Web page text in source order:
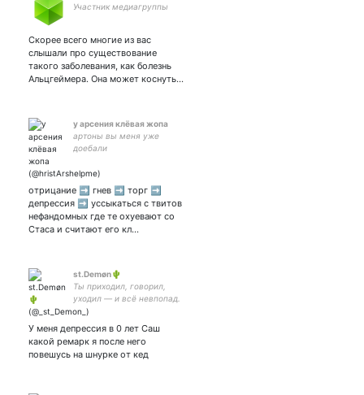
Участник медиагруппы
Скорее всего многие из вас
слышали про существование
такого заболевания, как болезнь
Альцгеймера. Она может коснуть…
у арсения клёвая жопа
артоны вы меня уже
доебали
отрицание ➡️ гнев ➡️ торг ➡️
депрессия ➡️ уссыкаться с твитов
нефандомных где те охуевают со
Стаса и считают его кл…
st.Demøn🌵
Ты приходил, говорил,
уходил — и всё невпопад.
У меня депрессия в 0 лет Саш
какой ремарк я после него
повешусь на шнурке от кед